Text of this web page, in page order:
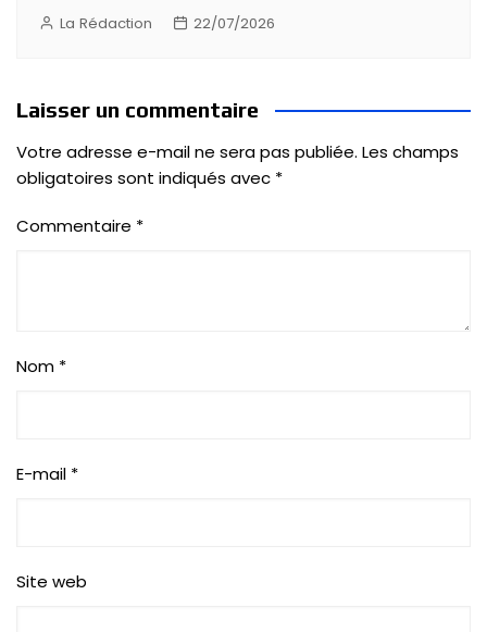
La Rédaction 22/07/2026
Laisser un commentaire
Votre adresse e-mail ne sera pas publiée. Les champs
obligatoires sont indiqués avec *
Commentaire *
Nom *
E-mail *
Site web